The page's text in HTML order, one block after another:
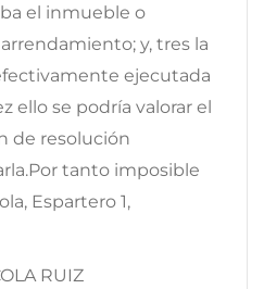
el inmueble o
y, tres la
ejecutada
ello se podría valorar el
de resolución
tanto imposible
Espartero 1,
RUIZ